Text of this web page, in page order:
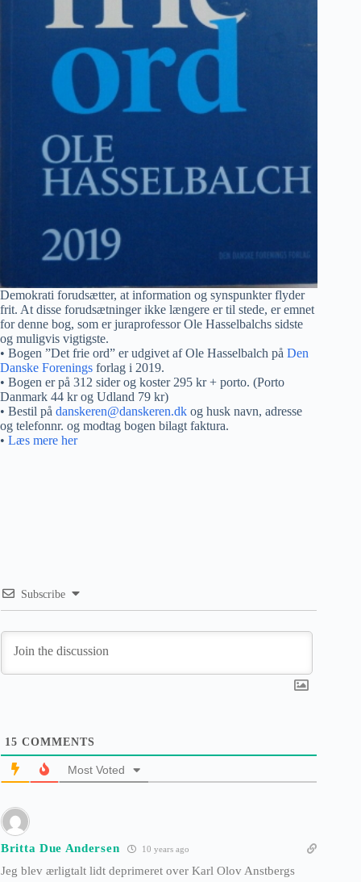
Demokrati forudsætter, at information og synspunkter flyder
frit. At disse forudsætninger ikke længere er til stede, er emnet
for denne bog, som er juraprofessor Ole Hasselbalchs sidste
og muligvis vigtigste.
• Bogen ”Det frie ord” er udgivet af Ole Hasselbalch på Den
Danske Forenings forlag i 2019.
• Bogen er på 312 sider og koster 295 kr + porto. (Porto
Danmark 44 kr og Udland 79 kr)
• Bestil på danskeren@danskeren.dk og husk navn, adresse
og telefonnr. og modtag bogen bilagt faktura.
• Læs mere her
Subscribe
15 COMMENTS
Most Voted
Britta Due Andersen 10 years ago
Jeg blev ærligtalt lidt deprimeret over Karl Olov Anstbergs